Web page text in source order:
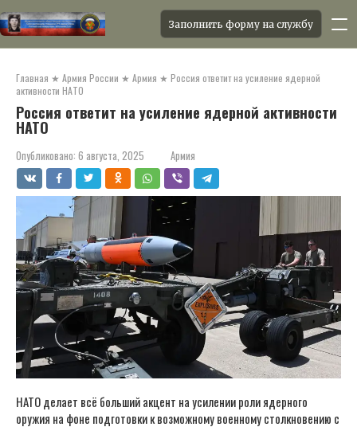
контенту
Заполнить форму на службу
Главная ★ Армия России ★ Армия ★ Россия ответит на усиление ядерной
активности НАТО
Россия ответит на усиление ядерной активности
НАТО
Опубликовано: 6 августа, 2025 Армия
НАТО делает всё больший акцент на усилении роли ядерного
оружия на фоне подготовки к возможному военному столкновению с